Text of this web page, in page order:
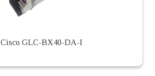
Cisco GLC-BX40-DA-I